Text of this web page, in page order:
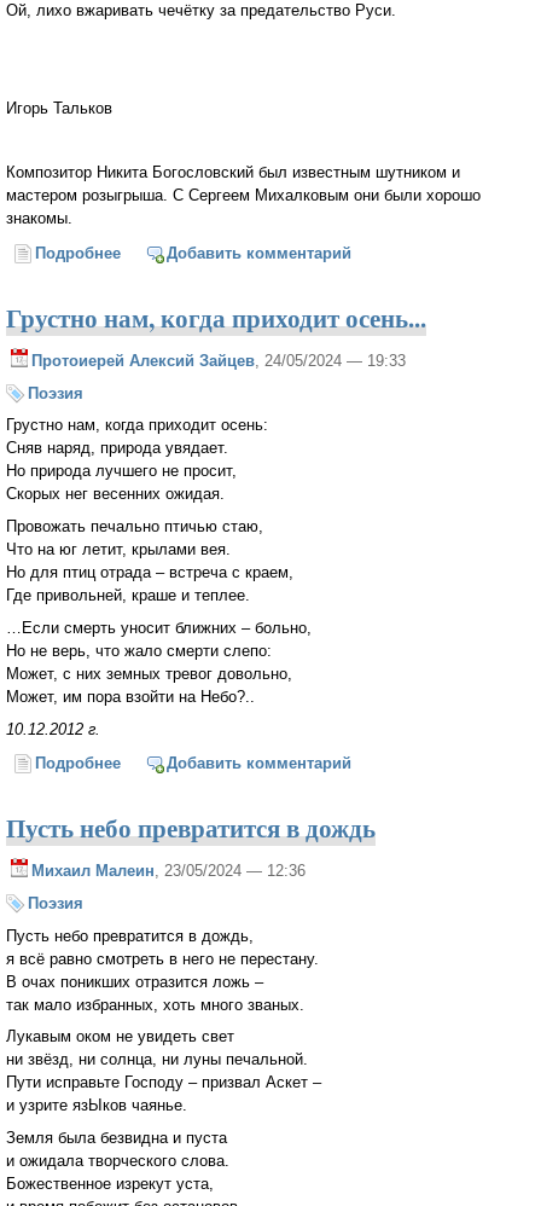
Ой, лихо вжаривать чечётку за предательство Руси.
Игорь Тальков
Композитор Никита Богословский был известным шутником и
мастером розыгрыша. С Сергеем Михалковым они были хорошо
знакомы.
Подробнее о В огороде бузина, а в телевизоре Михалков
Добавить комментарий
Грустно нам, когда приходит осень...
Протоиерей Алексий Зайцев , 24/05/2024 — 19:33
Поэзия
Грустно нам, когда приходит осень:
Сняв наряд, природа увядает.
Но природа лучшего не просит,
Скорых нег весенних ожидая.
Провожать печально птичью стаю,
Что на юг летит, крылами вея.
Но для птиц отрада – встреча с краем,
Где привольней, краше и теплее.
…Если смерть уносит ближних – больно,
Но не верь, что жало смерти слепо:
Может, с них земных тревог довольно,
Может, им пора взойти на Небо?..
10.12.2012 г.
Подробнее о Грустно нам, когда приходит осень...
Добавить комментарий
Пусть небо превратится в дождь
Михаил Малеин, 23/05/2024 — 12:36
Поэзия
Пусть небо превратится в дождь,
я всё равно смотреть в него не перестану.
В очах поникших отразится ложь –
так мало избранных, хоть много званых.
Лукавым оком не увидеть свет
ни звёзд, ни солнца, ни луны печальной.
Пути исправьте Господу – призвал Аскет –
и узрите язЫков чаянье.
Земля была безвидна и пуста
и ожидала творческого слова.
Божественное изрекут уста,